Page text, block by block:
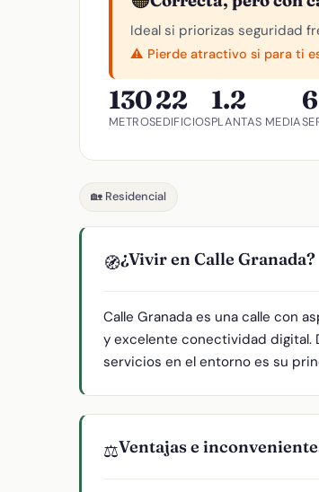
Ideal si priorizas seguridad
⚠️ Pierde atractivo si para ti
130
METROS
22
EDIFICIOS
1.2
PLANTAS MEDIA
6
🏡 Residencial
🧭¿Vivir en Calle Granada?
Calle Granada es una calle con
y excelente conectividad digital.
servicios en el entorno es su
⚖️Ventajas e